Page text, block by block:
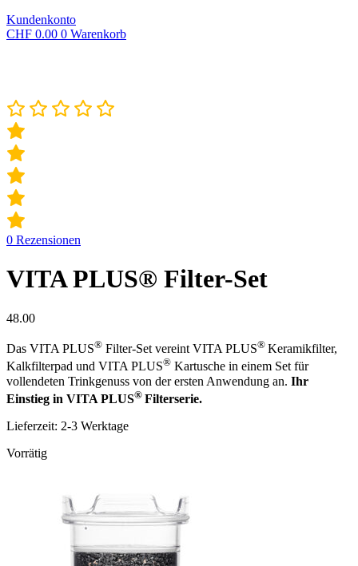
Kundenkonto
CHF 0.00 0 Warenkorb
0 Rezensionen
VITA PLUS® Filter-Set
48.00
Das VITA PLUS® Filter-Set vereint VITA PLUS® Keramikfilter,
Kalkfilterpad und VITA PLUS® Kartusche in einem Set für
vollendeten Trinkgenuss von der ersten Anwendung an. Ihr
Einstieg in VITA PLUS® Filterserie.
Lieferzeit: 2-3 Werktage
Vorrätig